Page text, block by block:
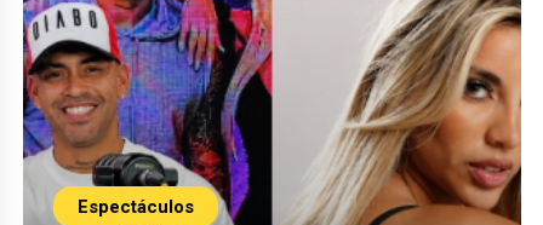
Espectáculos